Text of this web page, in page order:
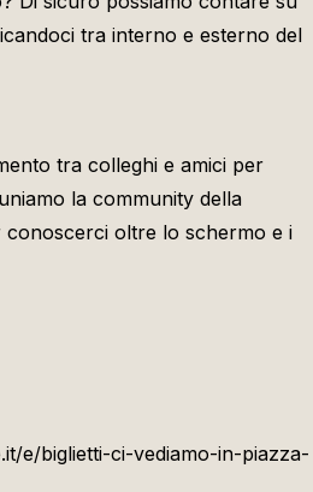
tra interno e esterno del
tra colleghi e amici per
la community della
conoscerci oltre lo schermo e i
e/biglietti-ci-vediamo-in-piazza-